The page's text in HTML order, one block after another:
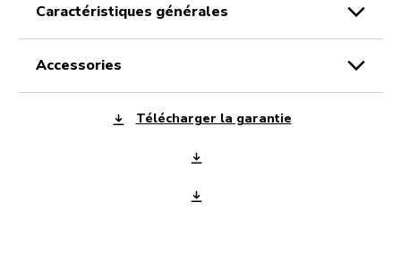
caractéristiques générales
accessories
Télécharger la garantie